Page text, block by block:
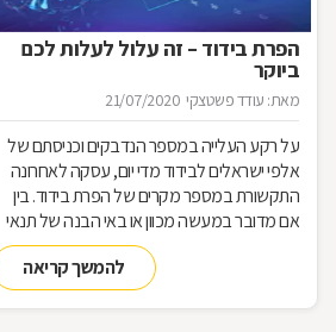
הפרת בידוד – זה עלול לעלות לכם
ביוקר
מאת: עודד פשטצקי 21/07/2020
על רקע העלייה במספר הנדבקים וכניסתם של
אלפי ישראלים לבידוד מדי יום, עסקה לאחרונה
התקשורת במספר מקרים של הפרת בידוד. בין
אם מדובר במעשה מכוון או באי הבנה של תנאי
הבידוד, להפרת הבידוד ישנן השלכות אותן חשוב
להמשך קריאה